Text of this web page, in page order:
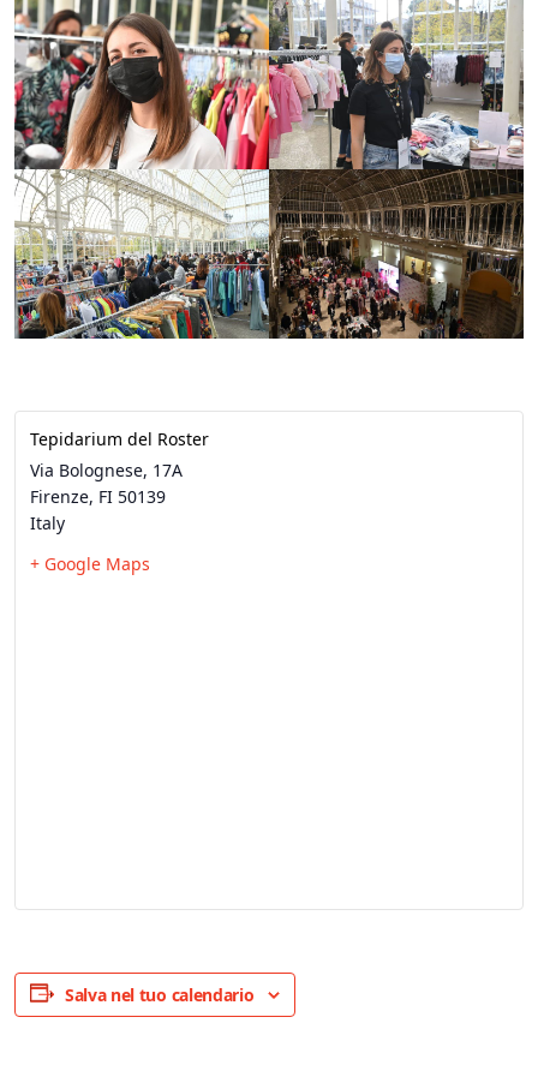
Tepidarium del Roster
Via Bolognese, 17A
Firenze, FI 50139
Italy
+ Google Maps
Salva nel tuo calendario